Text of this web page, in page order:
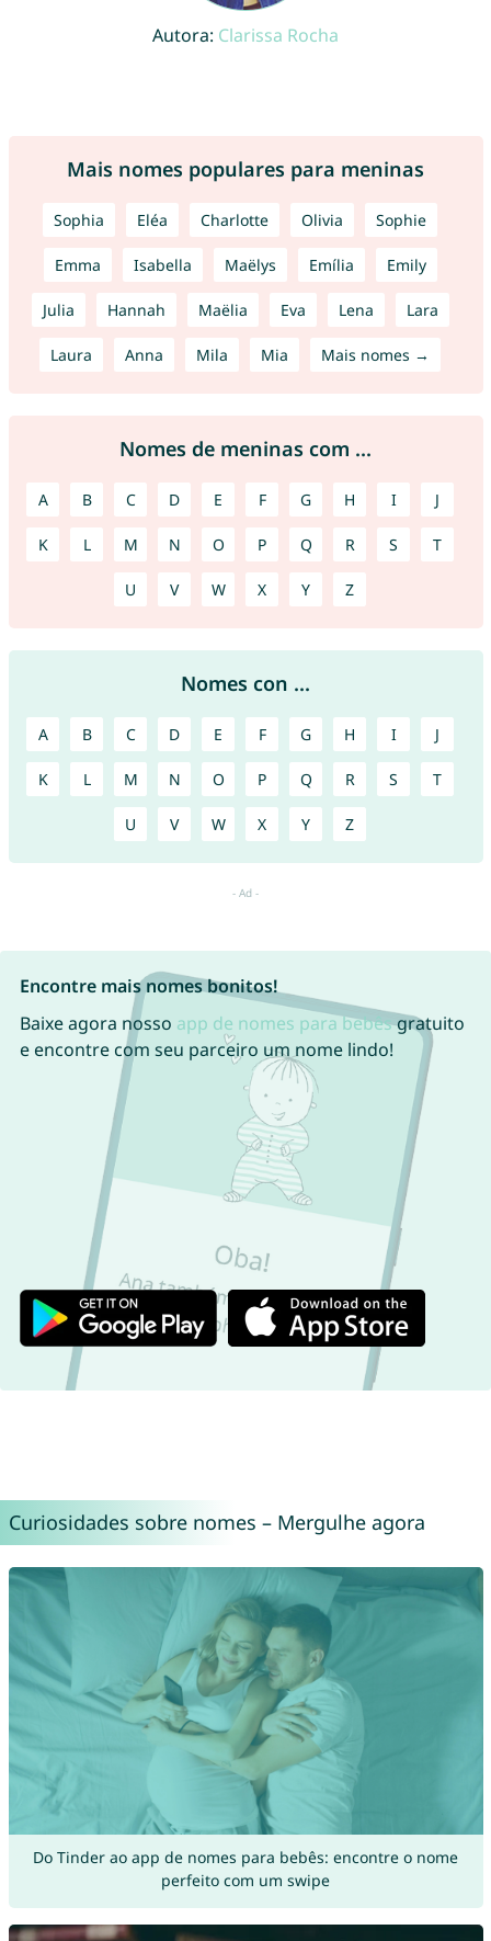
Autora: Clarissa Rocha
Mais nomes populares para meninas
Sophia Eléa Charlotte Olivia Sophie
Emma Isabella Maëlys Emília Emily
Julia Hannah Maëlia Eva Lena Lara
Laura Anna Mila Mia Mais nomes →
Nomes de meninas com ...
A B C D E F G H I J
K L M N O P Q R S T
U V W X Y Z
Nomes con ...
A B C D E F G H I J
K L M N O P Q R S T
U V W X Y Z
Encontre mais nomes bonitos!
Baixe agora nosso app de nomes para bebêsgratuito
e encontre com seu parceiro um nome lindo!
Curiosidades sobre nomes – Mergulhe agora
Do Tinder ao app de nomes para bebês: encontre o nome
perfeito com um swipe